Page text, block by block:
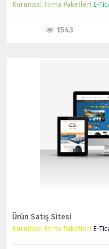
Kurumsal Firma Paketleri E-
1543
Ürün Satış Sitesi
Kurumsal Firma Paketleri E-